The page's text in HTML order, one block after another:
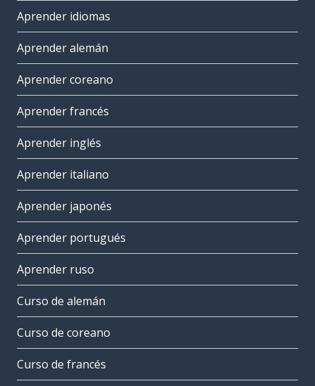
Aprender idiomas
Aprender alemán
Aprender coreano
Aprender francés
Aprender inglés
Aprender italiano
Aprender japonés
Aprender portugués
Aprender ruso
Curso de alemán
Curso de coreano
Curso de francés